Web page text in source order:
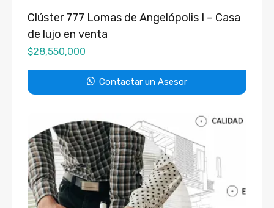
Clúster 777 Lomas de Angelópolis I – Casa
de lujo en venta
$28,550,000
Contactar un Asesor